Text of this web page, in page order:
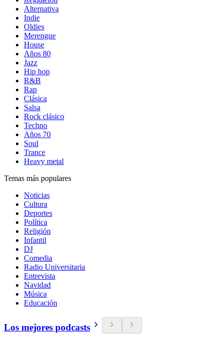
Alternativa
Indie
Oldies
Merengue
House
Años 80
Jazz
Hip hop
R&B
Rap
Clásica
Salsa
Rock clásico
Techno
Años 70
Soul
Trance
Heavy metal
Temas más populares
Noticias
Cultura
Deportes
Política
Religión
Infantil
DJ
Comedia
Radio Universitaria
Entrevista
Navidad
Música
Educación
Los mejores podcasts